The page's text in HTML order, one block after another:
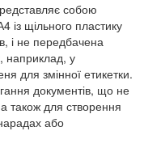
собою
із щільного пластику
і не передбачена
наприклад, у
для змінної етикетки.
документів, що не
також для створення
або